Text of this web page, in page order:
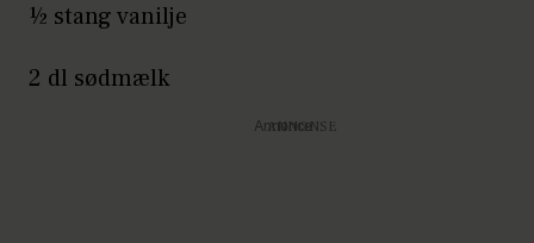
½ stang vanilje
2 dl sødmælk
Annonce